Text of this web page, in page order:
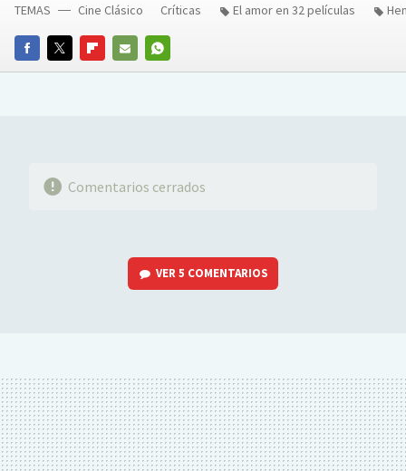
FACEBOOKTWITTERFLIPBOARD
E-
WHATSAPP
TEMAS Cine Clásico Críticas El amor en 32 películas
Comentarios cerrados
VER5 COMENTARIOS